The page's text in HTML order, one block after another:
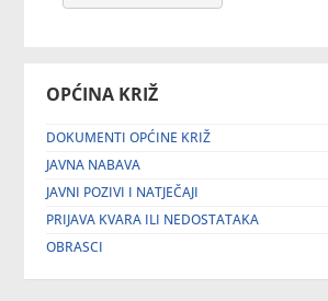
OPĆINA KRIŽ
DOKUMENTI OPĆINE KRIŽ
JAVNA NABAVA
JAVNI POZIVI I NATJEČAJI
PRIJAVA KVARA ILI NEDOSTATAKA
OBRASCI